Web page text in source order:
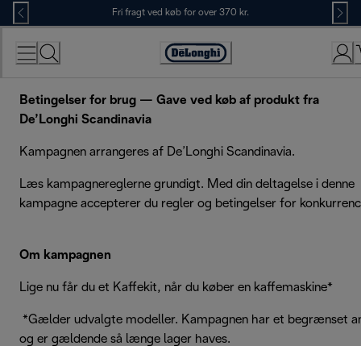
Skip
to
Content
Fri fragt ved køb for over 370 kr.
Accessibility
Betingelser for brug — Gave ved køb af produkt fra
De’Longhi Scandinavia
Kampagnen arrangeres af De’Longhi Scandinavia.
Læs kampagnereglerne grundigt. Med din deltagelse i denne
kampagne accepterer du regler og betingelser for
Om kampagnen
Lige nu får du et Kaffekit, når du køber en kaffemaskine*
*Gælder udvalgte modeller. Kampagnen har et begrænset
og er gældende så længe lager haves.